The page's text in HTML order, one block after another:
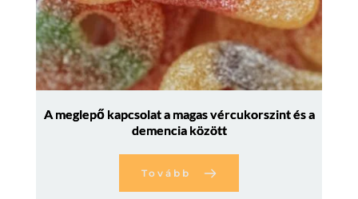
A meglepő kapcsolat a magas vércukorszint és a
demencia között
Tovább